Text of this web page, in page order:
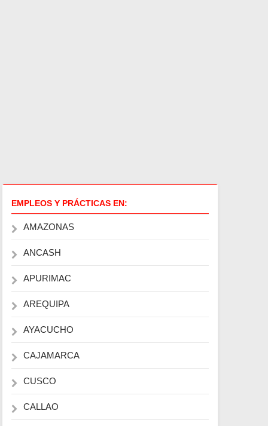
EMPLEOS Y PRÁCTICAS EN:
AMAZONAS
ANCASH
APURIMAC
AREQUIPA
AYACUCHO
CAJAMARCA
CUSCO
CALLAO